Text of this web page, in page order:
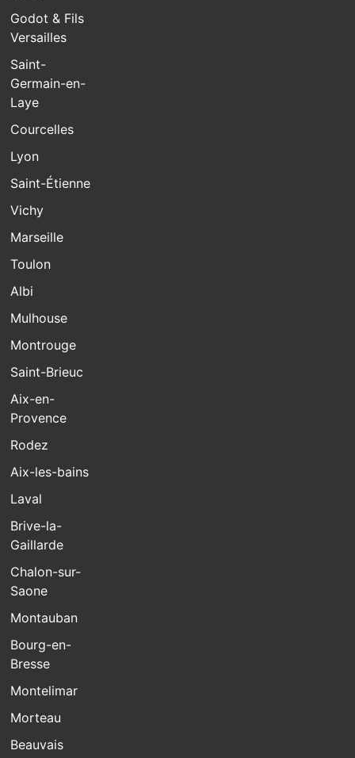
Godot & Fils
Versailles
Saint-
Germain-en-
Laye
Courcelles
Lyon
Saint-Étienne
Vichy
Marseille
Toulon
Albi
Mulhouse
Montrouge
Saint-Brieuc
Aix-en-
Provence
Rodez
Aix-les-bains
Laval
Brive-la-
Gaillarde
Chalon-sur-
Saone
Montauban
Bourg-en-
Bresse
Montelimar
Morteau
Beauvais